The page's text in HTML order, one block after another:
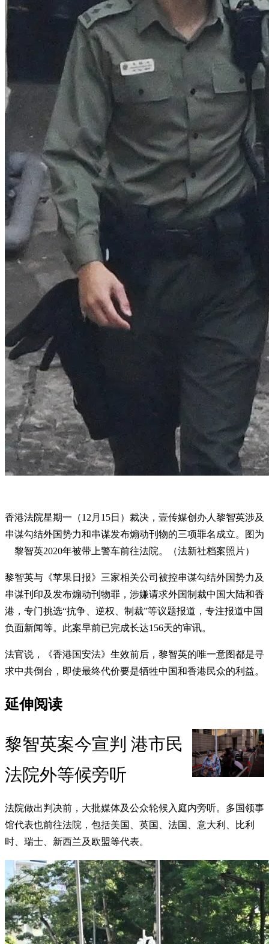
香港法院星期一（12月15日）裁决，壹传媒创办人黎智英涉及
串谋勾结外国势力和串谋发布煽动刊物的三项罪名成立。图为
黎智英2020年被带上警车前往法院。（法新社档案照片）
黎智英与《苹果日报》三家相关公司被控串谋勾结外国势力及
串谋刊印及发布煽动刊物罪，涉嫌请求外国制裁中国大陆和香
港，专门挑选“抗争、逆权、制裁”等议题报道，专注报道中国
负面新闻等。此案早前已完成长达156天的审讯。
法官说，《香港国安法》生效前后，黎智英的唯一意图都是寻
求中共倒台，即使最终代价要是牺牲中国和香港民众的利益。
延伸阅读
黎智英案今宣判 港市民
法院外等候旁听
法院做出判决前，大批媒体及公众轮候入庭内旁听。多国领事
馆代表也前往法院，包括美国、英国、法国、意大利、比利
时、瑞士、新西兰及欧盟等代表。